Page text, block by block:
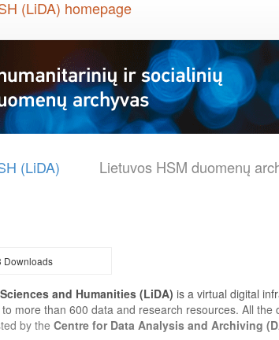
(LiDA) Lietuvos HSM duomenų
Downloads
and Humanities (LiDA) is a virtual digital
more than 600 data and research resources. All
by the Centre for Data Analysis and Archiving